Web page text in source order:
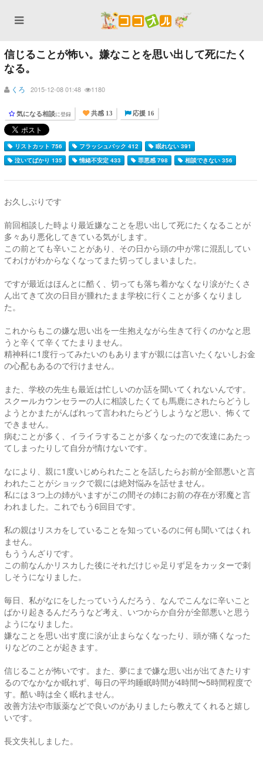
信じることが怖い。嫌なことを思い出して死にたく
なる。
くろ 2015-12-08 01:48 1180
気になる相談に登録 共感 13 応援 16
リストカット 756 フラッシュバック 412
眠れない 391
泣いてばかり 135
情緒不安定 433 罪悪感 798 相談できない 356
お久しぶりです
前回相談した時より最近嫌なことを思い出して死にたくなることが
多々あり悪化してきている気がします。
この前とても辛いことがあり、その日から頭の中が常に混乱してい
てわけがわからなくなってまた切ってしまいました。
ですが最近はほんとに酷く、切っても落ち着かなくなり涙がたくさ
ん出てきて次の日目が腫れたまま学校に行くことが多くなりまし
た。
これからもこの嫌な思い出を一生抱えながら生きて行くのかなと思
うと辛くて辛くてたまりません。
精神科に1度行ってみたいのもありますが親には言いたくないしお金
の心配もあるので行けません。
また、学校の先生も最近は忙しいのか話を聞いてくれないんです。
スクールカウンセラーの人に相談したくても馬鹿にされたらどうし
ようとかまたがんばれって言われたらどうしようなど思い、怖くて
できません。
病むことが多く、イライラすることが多くなったので友達にあたっ
てしまったりして自分が情けないです。
なにより、親に1度いじめられたことを話したらお前が全部悪いと言
われたことがショックで親には絶対悩みを話せません。
私には３つ上の姉がいますがこの間その姉にお前の存在が邪魔と言
われました。これでもう6回目です。
私の親はリスカをしていることを知っているのに何も聞いてはくれ
ません。
もううんざりです。
この前なんかリスカした後にそれだけじゃ足りず足をカッターで刺
しそうになりました。
毎日、私がなにをしたっていうんだろう、なんでこんなに辛いこと
ばかり起きるんだろうなど考え、いつからか自分が全部悪いと思う
ようになりました。
嫌なことを思い出す度に涙が止まらなくなったり、頭が痛くなった
りなどのことが起きます。
信じることが怖いです。また、夢にまで嫌な思い出が出てきたりす
るのでなかなか眠れず、毎日の平均睡眠時間が4時間〜5時間程度で
す。酷い時は全く眠れません。
改善方法や市販薬などで良いのがありましたら教えてくれると嬉し
いです。
長文失礼しました。